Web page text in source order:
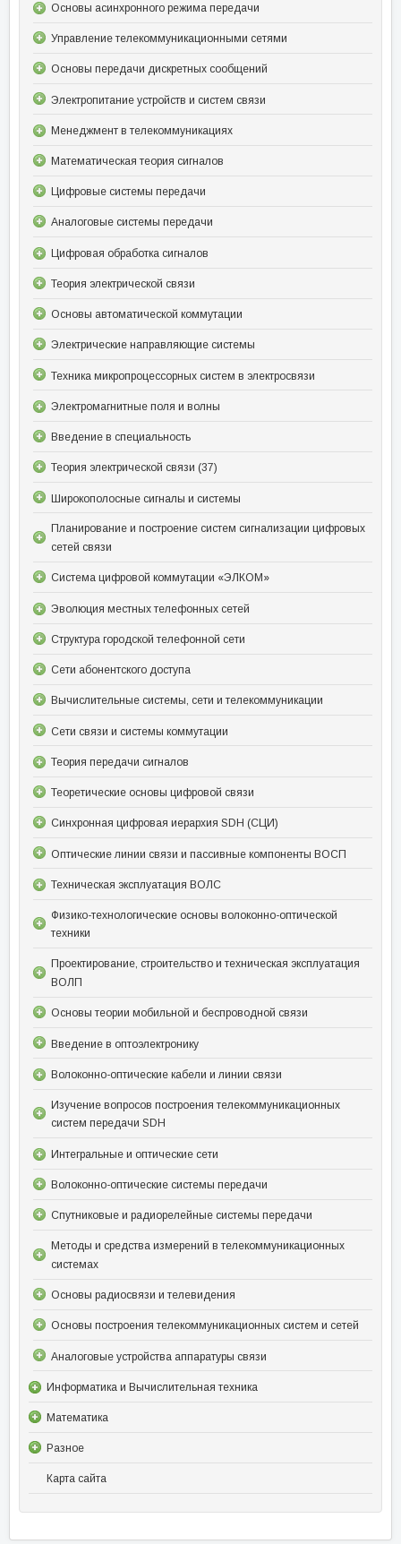
Основы асинхронного режима передачи
Управление телекоммуникационными сетями
Основы передачи дискретных сообщений
Электропитание устройств и систем связи
Менеджмент в телекоммуникациях
Математическая теория сигналов
Цифровые системы передачи
Аналоговые системы передачи
Цифровая обработка сигналов
Теория электрической связи
Основы автоматической коммутации
Электрические направляющие системы
Техника микропроцессорных систем в электросвязи
Электромагнитные поля и волны
Введение в специальность
Теория электрической связи (37)
Широкополосные сигналы и системы
Планирование и построение систем сигнализации цифровых
сетей связи
Система цифровой коммутации «ЭЛКОМ»
Эволюция местных телефонных сетей
Структура городской телефонной сети
Сети абонентского доступа
Вычислительные системы, сети и телекоммуникации
Сети связи и системы коммутации
Теория передачи сигналов
Теоретические основы цифровой связи
Синхронная цифровая иерархия SDH (СЦИ)
Оптические линии связи и пассивные компоненты ВОСП
Техническая эксплуатация ВОЛС
Физико-технологические основы волоконно-оптической
техники
Проектирование, строительство и техническая эксплуатация
ВОЛП
Основы теории мобильной и беспроводной связи
Введение в оптоэлектронику
Волоконно-оптические кабели и линии связи
Изучение вопросов построения телекоммуникационных
систем передачи SDH
Интегральные и оптические сети
Волоконно-оптические системы передачи
Спутниковые и радиорелейные системы передачи
Методы и средства измерений в телекоммуникационных
системах
Основы радиосвязи и телевидения
Основы построения телекоммуникационных систем и сетей
Аналоговые устройства аппаратуры связи
Информатика и Вычислительная техника
Математика
Разное
Карта сайта